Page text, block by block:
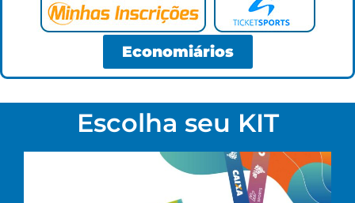
Economiários
Escolha seu KIT